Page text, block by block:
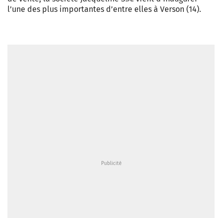
l’une des plus importantes d’entre elles à Verson (14).